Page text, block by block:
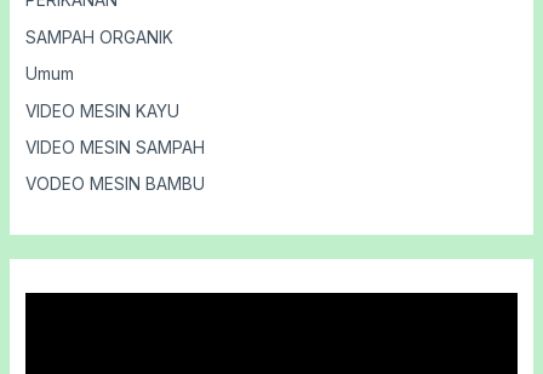
SAMPAH ORGANIK
Umum
VIDEO MESIN KAYU
VIDEO MESIN SAMPAH
VODEO MESIN BAMBU